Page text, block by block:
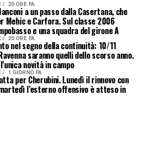
20 ORE FA
a un passo dalla Casertana, che
Mehic e Carfora. Sul classe 2006
e una squadra del girone A
20 ORE FA
nel segno della continuità: 10/11
saranno quelli dello scorso anno.
novità in campo
1 GIORNO FA
per Cherubini. Lunedì il rinnovo con
l’esterno offensivo è atteso in